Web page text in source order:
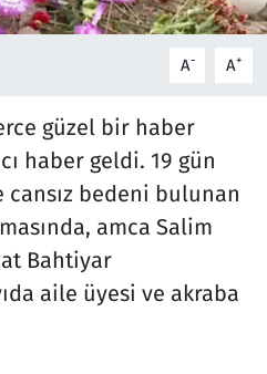
A- A+
güzel bir haber
haber geldi. 19 gün
bedeni bulunan
amca Salim
Bahtiyar
aile üyesi ve akraba